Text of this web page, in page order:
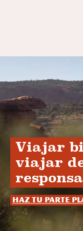
Viajar
viajar
Haz tu parte